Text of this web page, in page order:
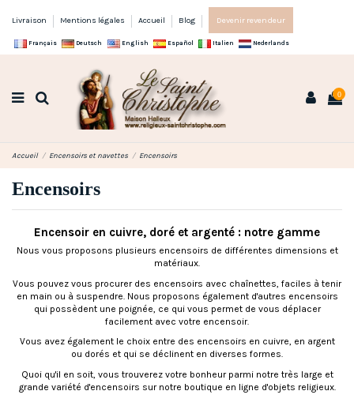
Livraison Mentions légales Accueil Blog Devenir revendeur
Français Deutsch English Español Italien Nederlands
0
Accueil Encensoirs et navettes Encensoirs
Encensoirs
Encensoir en cuivre, doré et argenté : notre gamme
Nous vous proposons plusieurs encensoirs de différentes dimensions et
matériaux.
Vous pouvez vous procurer des encensoirs avec chaînettes, faciles à tenir
en main ou à suspendre. Nous proposons également d'autres encensoirs
qui possèdent une poignée, ce qui vous permet de vous déplacer
facilement avec votre encensoir.
Vous avez également le choix entre des encensoirs en cuivre, en argent
ou dorés et qui se déclinent en diverses formes.
Quoi qu'il en soit, vous trouverez votre bonheur parmi notre très large et
grande variété d'encensoirs sur notre boutique en ligne d'objets religieux.